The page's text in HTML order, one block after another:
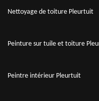
Nettoyage de toiture Pleurtuit
Peinture sur tuile et toiture
Peintre intérieur Pleurtuit